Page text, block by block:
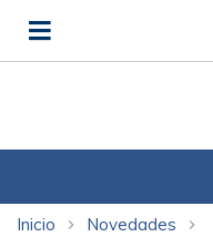
Inicio chevron_right Novedades chevron_right